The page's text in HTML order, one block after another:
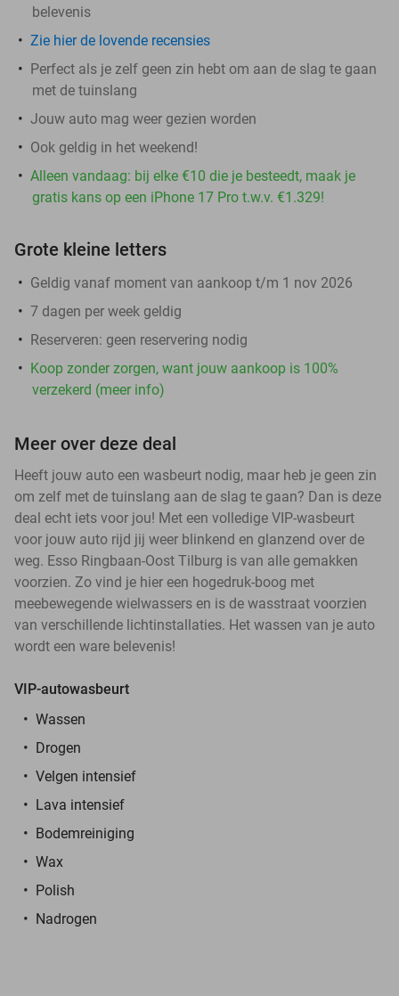
belevenis
Zie hier de lovende recensies
Perfect als je zelf geen zin hebt om aan de slag te gaan
met de tuinslang
Jouw auto mag weer gezien worden
Ook geldig in het weekend!
Alleen vandaag: bij elke €10 die je besteedt, maak je
gratis kans op een iPhone 17 Pro t.w.v. €1.329!
Grote kleine letters
Geldig vanaf moment van aankoop t/m 1 nov 2026
7 dagen per week geldig
Reserveren: geen reservering nodig
Koop zonder zorgen, want jouw aankoop is 100%
verzekerd (meer info)
Meer over deze deal
Heeft jouw auto een wasbeurt nodig, maar heb je geen zin
om zelf met de tuinslang aan de slag te gaan? Dan is deze
deal echt iets voor jou! Met een volledige VIP-wasbeurt
voor jouw auto rijd jij weer blinkend en glanzend over de
weg. Esso Ringbaan-Oost Tilburg is van alle gemakken
voorzien. Zo vind je hier een hogedruk-boog met
meebewegende wielwassers en is de wasstraat voorzien
van verschillende lichtinstallaties. Het wassen van je auto
wordt een ware belevenis!
VIP-autowasbeurt
Wassen
Drogen
Velgen intensief
Lava intensief
Bodemreiniging
Wax
Polish
Nadrogen